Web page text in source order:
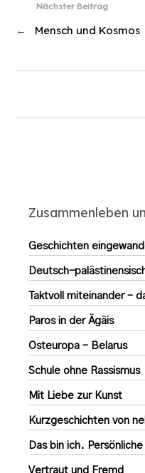
Nächster Beitrag
← Mensch und Kosmos
Zusammenleben
Geschichten
Deutsch-
Taktvoll miteinander –
Paros in der Ägäis
Osteuropa – Belarus
Schule ohne Rassismus
Mit Liebe zur Kunst
Kurzgeschichten von
Das bin ich.
Vertraut und Fremd